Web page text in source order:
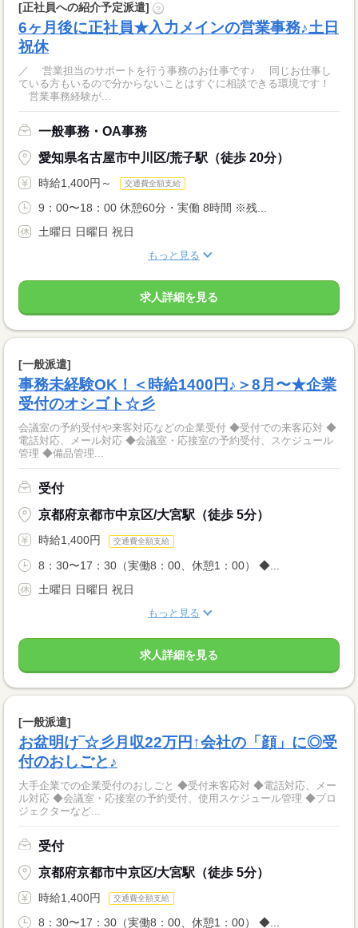
[正社員への紹介予定派遣] ?
6ヶ月後に正社員★入力メインの営業事務♪土日
祝休
／ 営業担当のサポートを行う事務のお仕事です♪ 同じお仕事し
ている方もいるので分からないことはすぐに相談できる環境です！
営業事務経験が...
一般事務・OA事務
愛知県名古屋市中川区/荒子駅（徒歩 20分）
時給1,400円～ 交通費全額支給
9：00〜18：00 休憩60分・実働 8時間 ※残...
土曜日 日曜日 祝日
もっと見る
求人詳細を見る
[一般派遣]
事務未経験OK！＜時給1400円♪＞8月〜★企業
受付のオシゴト☆彡
会議室の予約受付や来客対応などの企業受付 ◆受付での来客応対 ◆
電話対応、メール対応 ◆会議室・応接室の予約受付、スケジュール
管理 ◆備品管理...
受付
京都府京都市中京区/大宮駅（徒歩 5分）
時給1,400円 交通費全額支給
8：30〜17：30（実働8：00、休憩1：00） ◆...
土曜日 日曜日 祝日
もっと見る
求人詳細を見る
[一般派遣]
お盆明け‾☆彡月収22万円↑会社の「顔」に◎受
付のおしごと♪
大手企業での企業受付のおしごと ◆受付来客応対 ◆電話対応、メー
ル対応 ◆会議室・応接室の予約受付、使用スケジュール管理 ◆プロ
ジェクターなど...
受付
京都府京都市中京区/大宮駅（徒歩 5分）
時給1,400円 交通費全額支給
8：30〜17：30（実働8：00、休憩1：00） ◆...